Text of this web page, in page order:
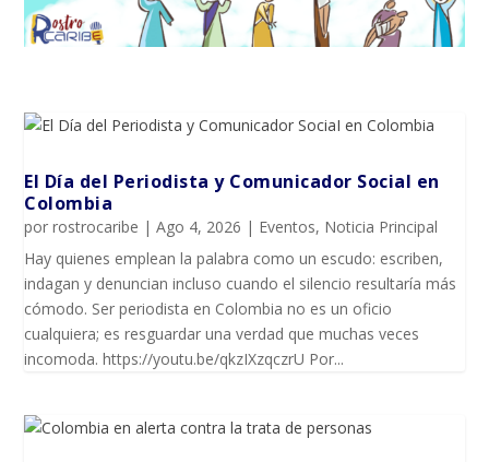
El Día del Periodista y Comunicador SociaI en
Colombia
porrostrocaribe |Ago 4, 2026 | Eventos, Noticia Principal
Hay quienes emplean la palabra como un escudo: escriben,
indagan y denuncian incluso cuando el silencio resultaría más
cómodo. Ser periodista en Colombia no es un oficio
cualquiera; es resguardar una verdad que muchas veces
incomoda. https://youtu.be/qkzIXzqczrU Por...